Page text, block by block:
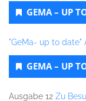
GEMA – UP
"GeMa- up to date"
GEMA – UP
Ausgabe 12 Zu